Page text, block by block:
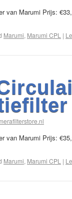
van Marumi Prijs:
Marumi, Marumi CPL |
van Marumi Prijs:
Marumi, Marumi CPL |